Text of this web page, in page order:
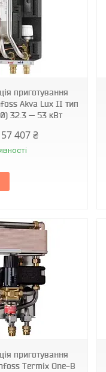
приготування
Akva Lux II тип
32.3 — 53 кВт
57 407 ₴
приготування
Termix One-B